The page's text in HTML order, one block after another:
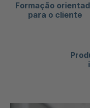
Formação
para o cliente